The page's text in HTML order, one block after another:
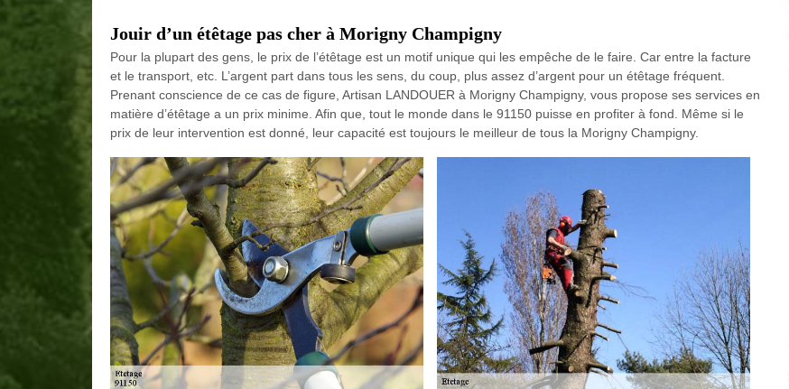
Jouir d’un étêtage pas cher à Morigny Champigny
Pour la plupart des gens, le prix de l’étêtage est un motif unique qui les empêche de le faire. Car entre la facture
et le transport, etc. L’argent part dans tous les sens, du coup, plus assez d’argent pour un étêtage fréquent.
Prenant conscience de ce cas de figure, Artisan LANDOUER à Morigny Champigny, vous propose ses services en
matière d’étêtage a un prix minime. Afin que, tout le monde dans le 91150 puisse en profiter à fond. Même si le
prix de leur intervention est donné, leur capacité est toujours le meilleur de tous la Morigny Champigny.